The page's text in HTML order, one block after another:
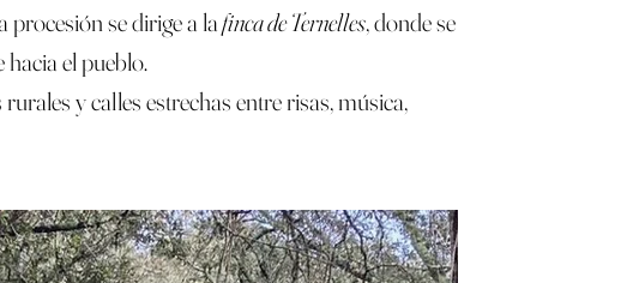
procesión se dirige a lafinca de Ternelles, donde se
el pueblo.
y calles estrechas entre risas, música,